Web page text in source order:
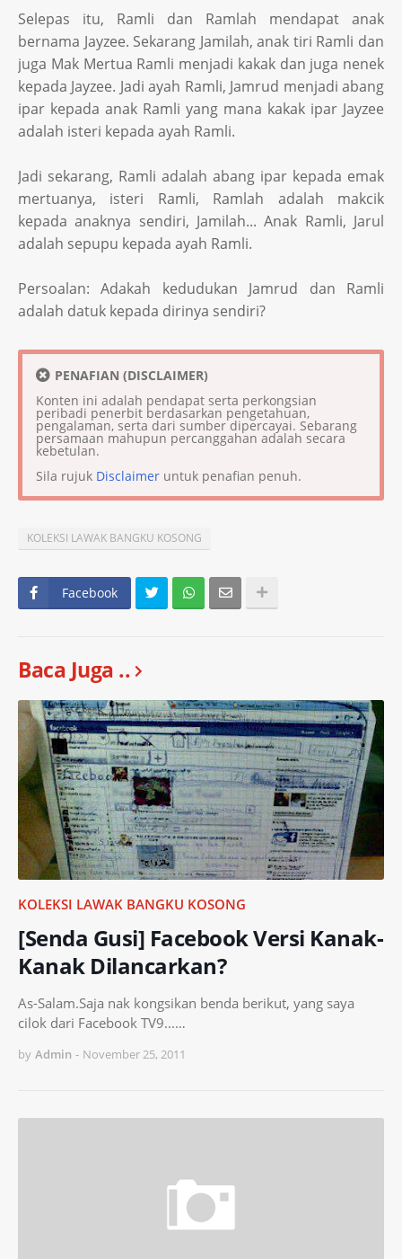
Selepas itu, Ramli dan Ramlah mendapat anak
bernama Jayzee. Sekarang Jamilah, anak tiri Ramli dan
juga Mak Mertua Ramli menjadi kakak dan juga nenek
kepada Jayzee. Jadi ayah Ramli, Jamrud menjadi abang
ipar kepada anak Ramli yang mana kakak ipar Jayzee
adalah isteri kepada ayah Ramli.
Jadi sekarang, Ramli adalah abang ipar kepada emak
mertuanya, isteri Ramli, Ramlah adalah makcik
kepada anaknya sendiri, Jamilah... Anak Ramli, Jarul
adalah sepupu kepada ayah Ramli.
Persoalan: Adakah kedudukan Jamrud dan Ramli
adalah datuk kepada dirinya sendiri?
PENAFIAN (DISCLAIMER)
Konten ini adalah pendapat serta perkongsian
peribadi penerbit berdasarkan pengetahuan,
pengalaman, serta dari sumber dipercayai. Sebarang
persamaan mahupun percanggahan adalah secara
kebetulan.
Sila rujuk Disclaimer untuk penafian penuh.
KOLEKSI LAWAK BANGKU KOSONG
Facebook
Baca Juga ..
KOLEKSI LAWAK BANGKU KOSONG
[Senda Gusi] Facebook Versi Kanak-
Kanak Dilancarkan?
As-Salam.Saja nak kongsikan benda berikut, yang saya
cilok dari Facebook TV9...…
by Admin - November 25, 2011